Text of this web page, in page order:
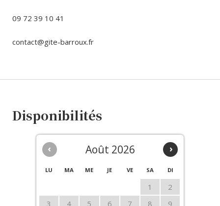
09 72 39 10 41
contact@gite-barroux.fr
Disponibilités
‹ ›
Août 2026
LU MA ME JE VE SA DI
1
2
3
4 5 6 7 8 9